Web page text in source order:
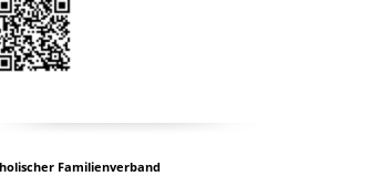
Familienverband